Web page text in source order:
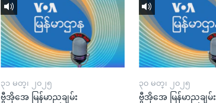
၃၁ မတ္၊ ၂၀၂၅
ဗွီအိုအေ မြန်မာညချမ်း
၃၀ မတ္၊ ၂၀၂၅
ဗွီအိုအေ မြန်မာညချမ်း